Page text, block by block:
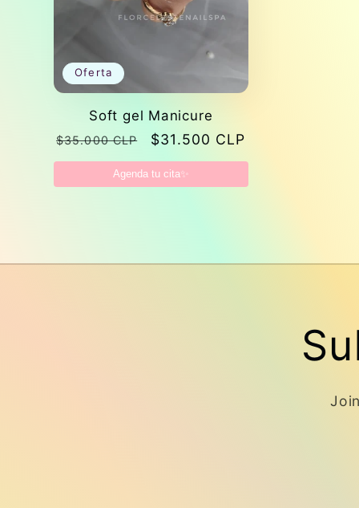
Oferta
Soft gel Manicure
Precio
habitual
$35.000 CLP
Precio
de
oferta
$31.500 CLP
Agenda tu cita✨